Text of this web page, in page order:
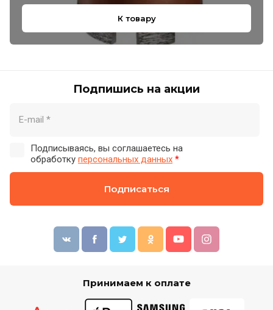
К товару
Подпишись на акции
Подписываясь, вы соглашаетесь на
обработку персональных данных *
Подписаться
Принимаем к оплате